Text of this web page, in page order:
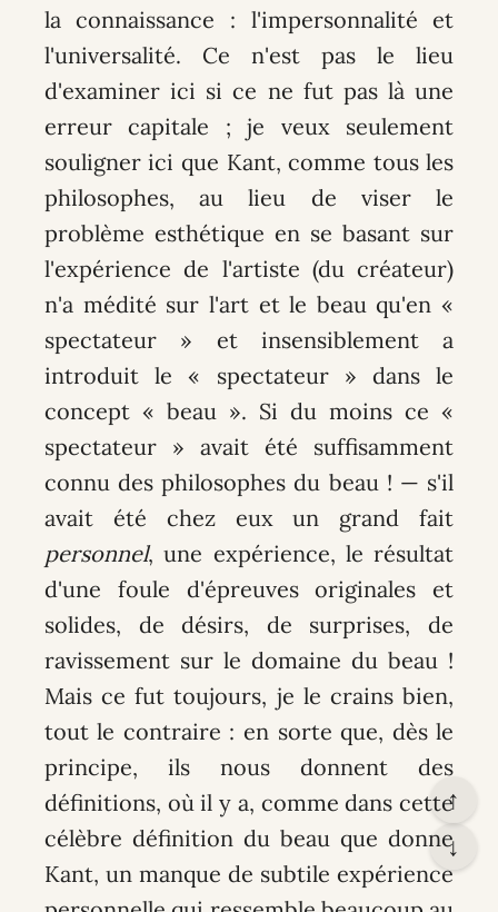
la connaissance : l'impersonnalité et
l'universalité. Ce n'est pas le lieu
d'examiner ici si ce ne fut pas là une
erreur capitale ; je veux seulement
souligner ici que Kant, comme tous les
philosophes, au lieu de viser le
problème esthétique en se basant sur
l'expérience de l'artiste (du créateur)
n'a médité sur l'art et le beau qu'en «
spectateur » et insensiblement a
introduit le « spectateur » dans le
concept « beau ». Si du moins ce «
spectateur » avait été suffisamment
connu des philosophes du beau ! — s'il
avait été chez eux un grand fait
personnel, une expérience, le résultat
d'une foule d'épreuves originales et
solides, de désirs, de surprises, de
ravissement sur le domaine du beau !
Mais ce fut toujours, je le crains bien,
tout le contraire : en sorte que, dès le
principe, ils nous donnent des
définitions, où il y a, comme dans cette
célèbre définition du beau que donne
Kant, un manque de subtile expérience
↑
↓